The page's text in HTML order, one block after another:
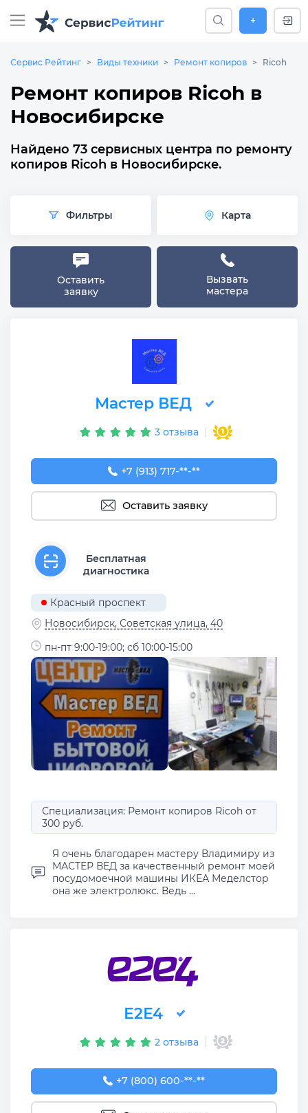
+
Сервис Рейтинг Виды техники Ремонт копиров Ricoh
Ремонт копиров Ricoh в
Новосибирске
Найдено 73 сервисных центра по ремонту
копиров Ricoh в Новосибирске.
Фильтры Карта
Оставить
заявку
Вызвать
мастера
Мастер ВЕД
3 отзыва
+7 (913) 717-02-96
+7 (913) 717-**-**
Оставить заявку
Бесплатная
диагностика
Красный проспект
Новосибирск, Советская улица, 40
пн-пт 9:00-19:00; сб 10:00-15:00
Специализация: Ремонт копиров Ricoh от
300 руб.
Я очень благодарен мастеру Владимиру из
МАСТЕР ВЕД за качественный ремонт моей
посудомоечной машины ИКЕА Меделстор
она же электролюкс. Ведь ...
Е2Е4
2 отзыва
+7 (800) 600-32-34
+7 (800) 600-**-**